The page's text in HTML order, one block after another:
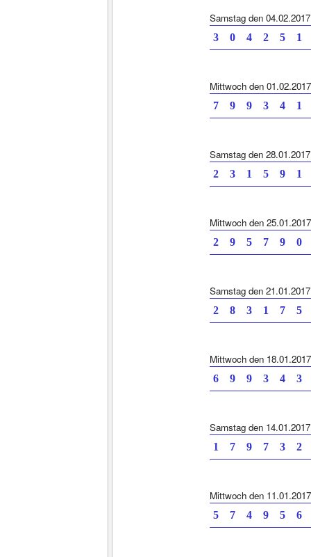
Samstag den 04.02.2017
3 0 4 2 5 1
Mittwoch den 01.02.2017
7 9 9 3 4 1
Samstag den 28.01.2017
2 3 1 5 9 1
Mittwoch den 25.01.2017
2 9 5 7 9 0
Samstag den 21.01.2017
2 8 3 1 7 5
Mittwoch den 18.01.2017
6 9 9 3 4 3
Samstag den 14.01.2017
1 7 9 7 3 2
Mittwoch den 11.01.2017
5 7 4 9 5 6